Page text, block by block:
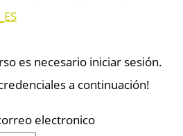
es necesario iniciar sesión.
a continuación!
electronico